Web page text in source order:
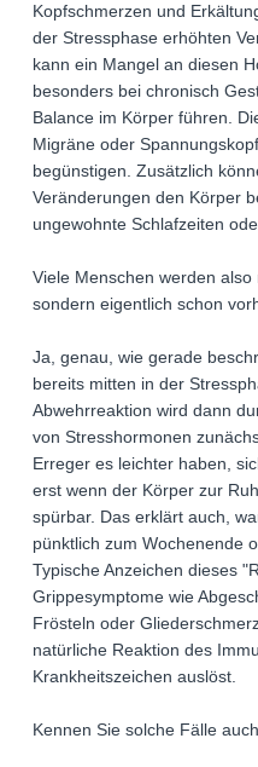
Kopfschmerzen und
der Stressphase erhöhten
kann ein Mangel an diesen
besonders bei chronisch
Balance im Körper führen.
Migräne oder
begünstigen. Zusätzlich
Veränderungen den Körper
ungewohnte Schlafzeiten
Viele Menschen werden
sondern eigentlich schon
Ja, genau, wie gerade
bereits mitten in der
Abwehrreaktion wird dann
von Stresshormonen
Erreger es leichter haben,
erst wenn der Körper zur
spürbar. Das erklärt auch,
pünktlich zum Wochenende
Typische Anzeichen dieses
Grippesymptome wie
Frösteln oder
natürliche Reaktion des
Krankheitszeichen auslöst.
Kennen Sie solche Fälle